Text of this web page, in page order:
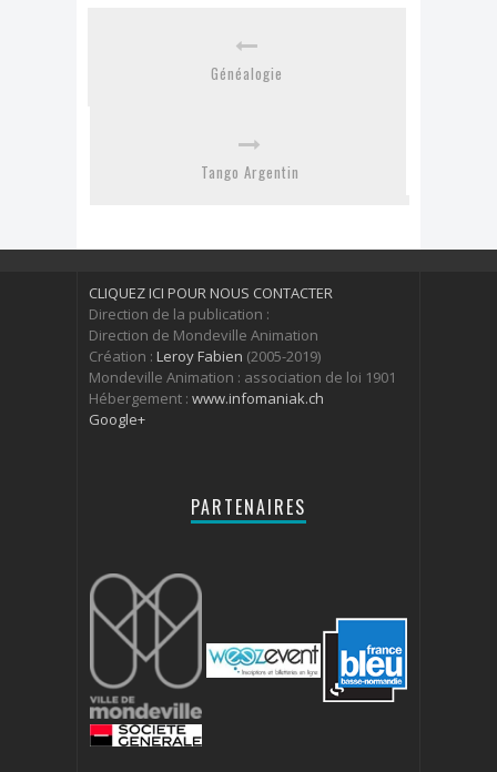
Généalogie
Tango Argentin
CLIQUEZ ICI POUR NOUS CONTACTER
Direction de la publication :
Direction de Mondeville Animation
Création : Leroy Fabien (2005-2019)
Mondeville Animation : association de loi 1901
Hébergement : www.infomaniak.ch
Google+
PARTENAIRES